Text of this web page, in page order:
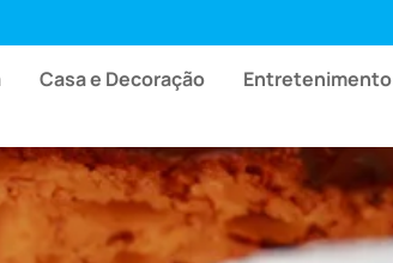
Casa e Decoração Entretenimento